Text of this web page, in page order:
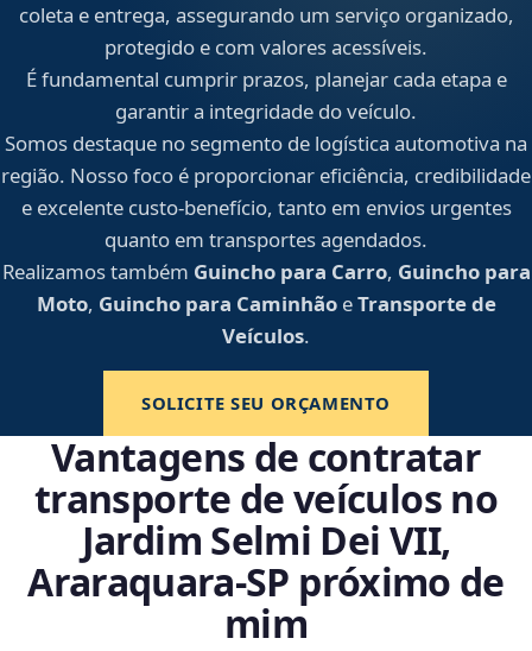
coleta e entrega, assegurando um serviço organizado,
protegido e com valores acessíveis.
É fundamental cumprir prazos, planejar cada etapa e
garantir a integridade do veículo.
Somos destaque no segmento de logística automotiva na
região. Nosso foco é proporcionar eficiência, credibilidade
e excelente custo-benefício, tanto em envios urgentes
quanto em transportes agendados.
Realizamos também Guincho para Carro, Guincho para
Moto, Guincho para CaminhãoeTransporte de
Veículos.
SOLICITE SEU ORÇAMENTO
Vantagens de contratar
transporte de veículos no
Jardim Selmi Dei VII,
Araraquara‑SP próximo de
mim